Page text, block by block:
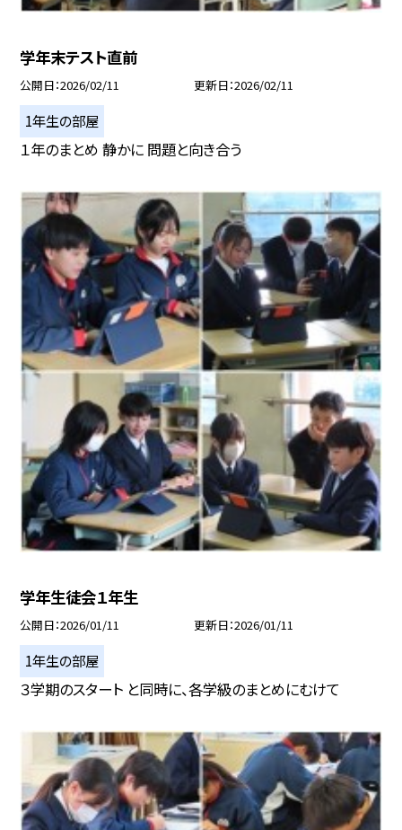
学年末テスト直前
公開日 2026/02/11 更新日 2026/02/11
1年生の部屋
１年のまとめ 静かに 問題と向き合う
学年生徒会１年生
公開日 2026/01/11 更新日 2026/01/11
1年生の部屋
３学期のスタート と同時に、各学級のまとめにむけて